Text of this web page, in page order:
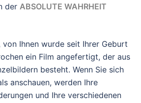
der ABSOLUTE WAHRHEIT
von Ihnen wurde seit Ihrer Geburt
ein Film angefertigt, der aus
besteht. Wenn Sie sich
anschauen, werden Ihre
und Ihre verschiedenen